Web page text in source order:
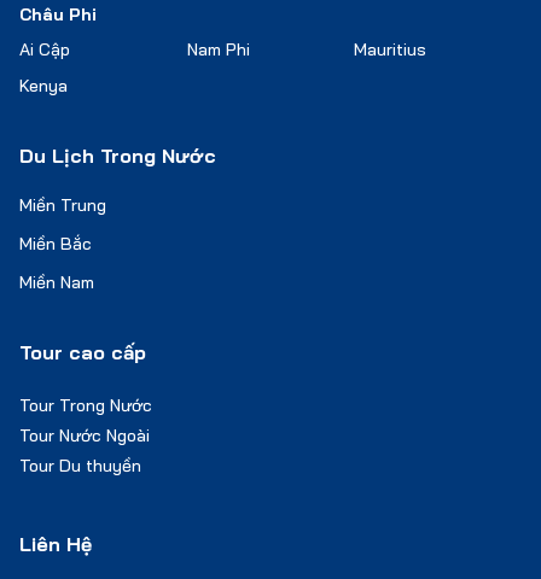
Châu Phi
Ai Cập
Nam Phi
Mauritius
Kenya
Du Lịch Trong Nước
Miền Trung
Miền Bắc
Miền Nam
Tour cao cấp
Tour Trong Nước
Tour Nước Ngoài
Tour Du thuyền
Liên Hệ